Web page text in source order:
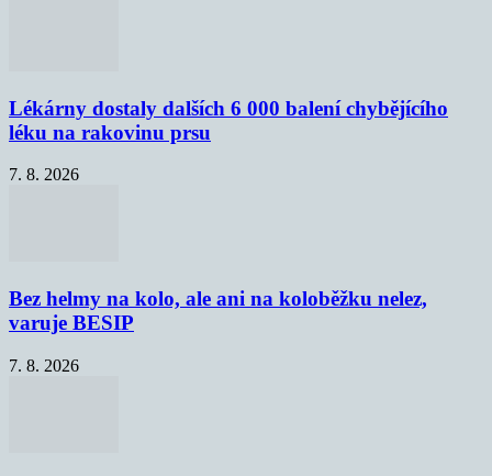
Lékárny dostaly dalších 6 000 balení chybějícího
léku na rakovinu prsu
7. 8. 2026
Bez helmy na kolo, ale ani na koloběžku nelez,
varuje BESIP
7. 8. 2026